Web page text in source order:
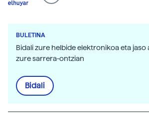
BULETINA
Bidali zure helbide elektronikoa eta
zure sarrera-ontzian
Bidali